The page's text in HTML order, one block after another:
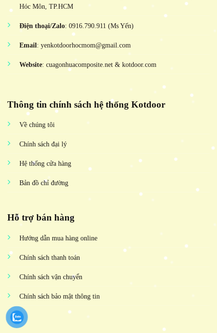
Hóc Môn, TP.HCM
Điện thoại/Zalo: 0916.790.911 (Ms Yến)
Email: yenkotdoorhocmom@gmail.com
Website: cuagonhuacomposite.net & kotdoor.com
Thông tin chính sách hệ thống Kotdoor
Về chúng tôi
Chính sách đại lý
Hệ thống cửa hàng
Bản đồ chỉ đường
Hỗ trợ bán hàng
Hướng dẫn mua hàng online
Chính sách thanh toán
Chính sách vận chuyển
Chính sách bảo mật thông tin